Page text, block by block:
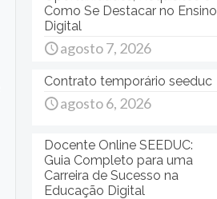
Como Se Destacar no Ensino
Digital
agosto 7, 2026
Contrato temporário seeduc
agosto 6, 2026
Docente Online SEEDUC:
Guia Completo para uma
Carreira de Sucesso na
Educação Digital